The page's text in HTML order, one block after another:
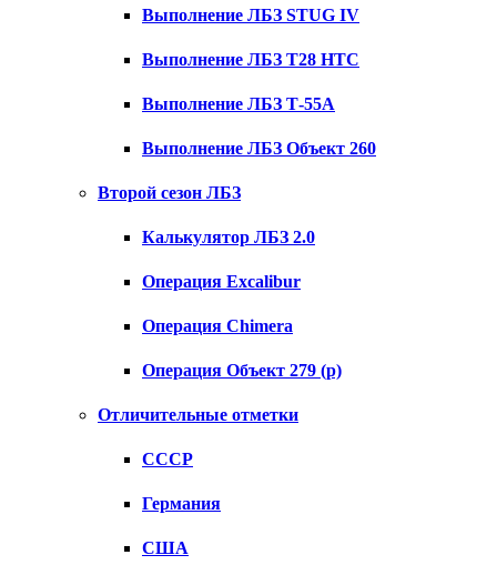
Выполнение ЛБЗ STUG IV
Выполнение ЛБЗ T28 HTC
Выполнение ЛБЗ Т-55А
Выполнение ЛБЗ Объект 260
Второй сезон ЛБЗ
Калькулятор ЛБЗ 2.0
Операция Excalibur
Операция Chimera
Операция Объект 279 (р)
Отличительные отметки
СССР
Германия
США